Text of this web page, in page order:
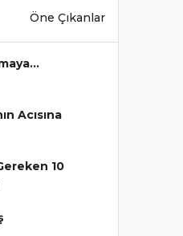
Öne Çıkanlar
Acısına
10